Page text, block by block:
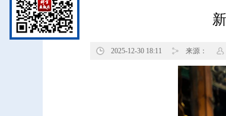
2025-12-30 18:11 来源：